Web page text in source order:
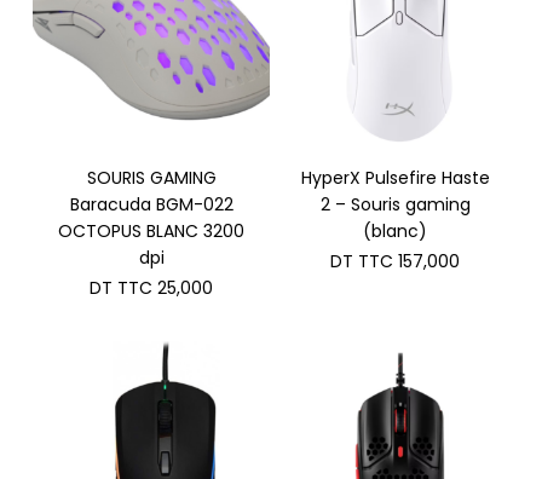
SOURIS GAMING
Baracuda BGM-022
OCTOPUS BLANC 3200
dpi
DT TTC 25,000
HyperX Pulsefire Haste
2 – Souris gaming
(blanc)
DT TTC 157,000